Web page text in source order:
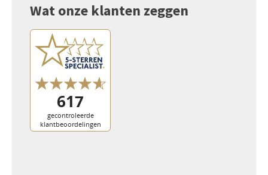
Wat onze klanten zeggen